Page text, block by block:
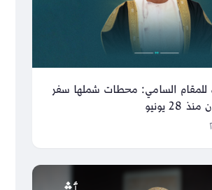
للمقام السامي: محطات شملها سفر
يونيو